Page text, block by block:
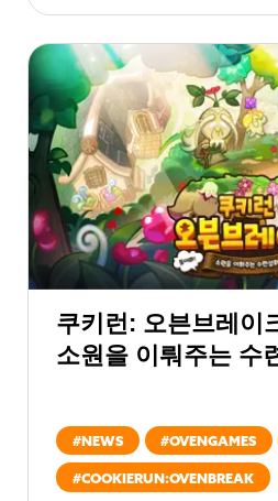
쿠키런: 오븐브레이
소원을 이뤄주는 수
#NEWS #OVENGAMES
#COOKIERUN:OVENBREAK